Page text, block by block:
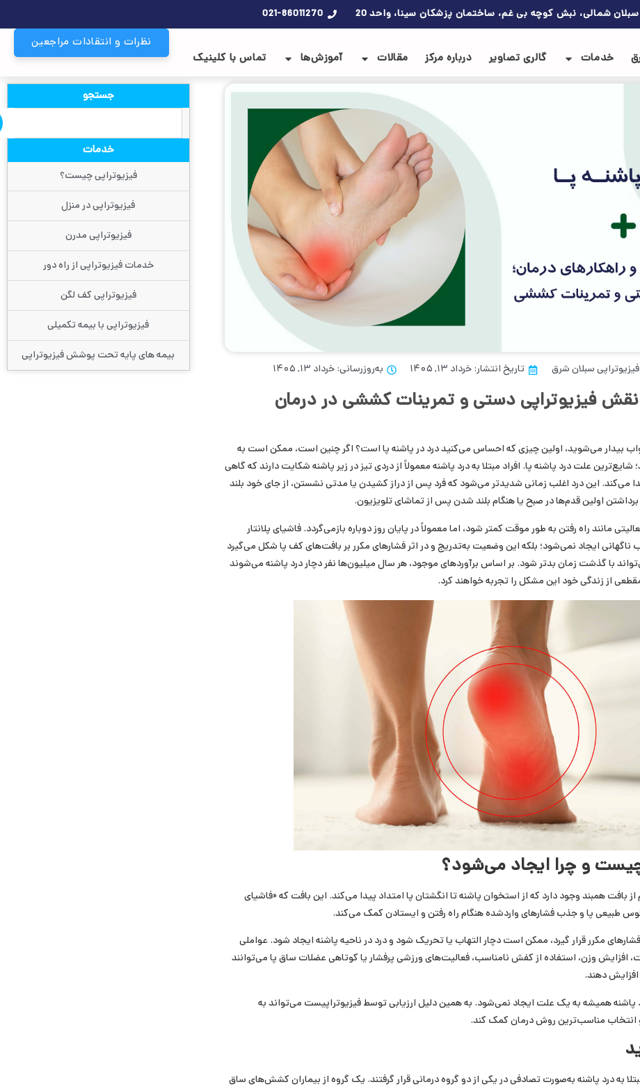
سبلان شمالی، نبش کوچه بی غم، ساختمان پزشکان سینا، واحد 20 021-86011270
خدمات گالری تصاویر درباره مرکز مقالات آموزش‌ها تماس با کلینیک
نظرات و انتقادات مراجعین
سبلان شرق تاریخ انتشار: خرداد ۱۳, ۱۴۰۵ به‌روزرسانی: خرداد ۱۳, ۱۴۰۵
نقش فیزیوتراپی دستی و تمرینات کششی در درمان
بیدار می‌شوید، اولین چیزی که احساس می‌کنید درد در پاشنه پا است؟ اگر چنین است، ممکن است به
شایع‌ترین علت درد پاشنه پا. افراد مبتلا به درد پاشنه معمولاً از دردی تیز در زیر پاشنه شکایت دارند که گاهی
می‌کند. این درد اغلب زمانی شدیدتر می‌شود که فرد پس از دراز کشیدن یا مدتی نشستن، از جای خود بلند
اولین قدم‌ها در صبح یا هنگام بلند شدن پس از تماشای تلویزیون.
مانند راه رفتن به طور موقت کمتر شود، اما معمولاً در پایان روز دوباره بازمی‌گردد. فاشیای پلانتار
ناگهانی ایجاد نمی‌شود؛ بلکه این وضعیت به‌تدریج و در اثر فشارهای مکرر بر بافت‌های کف پا شکل می‌گیرد
با گذشت زمان بدتر شود. بر اساس برآوردهای موجود، هر سال میلیون‌ها نفر دچار درد پاشنه می‌شوند
و چرا ایجاد می‌شود؟
بافت همبند وجود دارد که از استخوان پاشنه تا انگشتان پا امتداد پیدا می‌کند. این بافت که «فاشیای
قوس طبیعی پا و جذب فشارهای واردشده هنگام راه رفتن و ایستادن کمک می‌کند.
مکرر قرار گیرد، ممکن است دچار التهاب یا تحریک شود و درد در ناحیه پاشنه ایجاد شود. عواملی
افزایش وزن، استفاده از کفش نامناسب، فعالیت‌های ورزشی پرفشار یا کوتاهی عضلات ساق پا می‌توانند
دهند.
همیشه به یک علت ایجاد نمی‌شود. به همین دلیل ارزیابی توسط فیزیوتراپیست می‌تواند به
مناسب‌ترین روش درمان کمک کند.
۶۰ بیمار مبتلا به درد پاشنه به‌صورت تصادفی در یکی از دو گروه درمانی قرار گرفتند. یک گروه از بیماران کشش‌های ساق
جستجو
خدمات
فیزیوتراپی چیست؟
فیزیوتراپی در منزل
فیزیوتراپی مدرن
خدمات فیزیوتراپی از راه دور
فیزیوتراپی کف لگن
فیزیوتراپی با بیمه تکمیلی
بیمه های پایه تحت پوشش فیزیوتراپی